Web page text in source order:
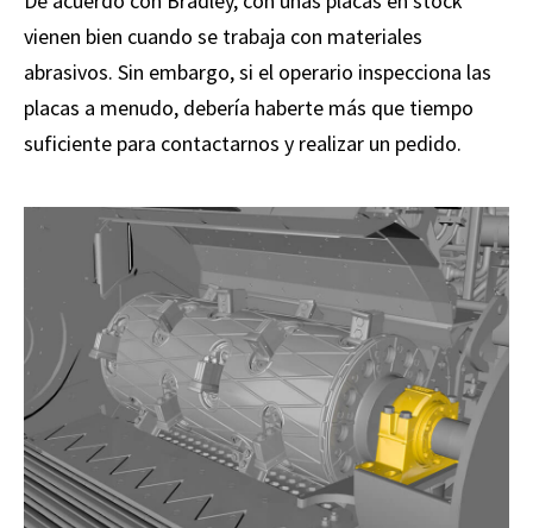
vienen bien cuando se trabaja con materiales
abrasivos. Sin embargo, si el operario inspecciona las
placas a menudo, debería haberte más que tiempo
suficiente para contactarnos y realizar un pedido.